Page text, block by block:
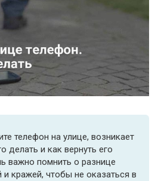
телефон на улице, возникает
делать и как вернуть его
важно помнить о разнице
кражей, чтобы не оказаться в